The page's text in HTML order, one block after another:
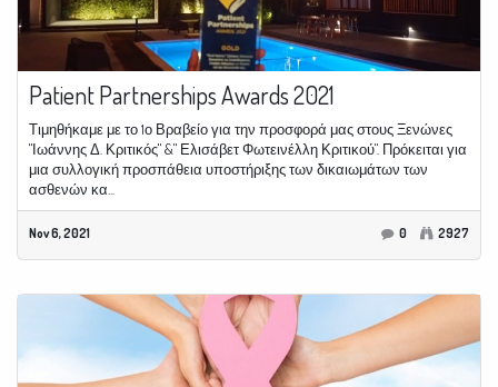
Patient Partnerships Awards 2021
Τιμηθήκαμε με το 1ο Βραβείο για την προσφορά μας στους Ξενώνες
"Ιωάννης Δ. Κριτικός" &" Ελισάβετ Φωτεινέλλη Κριτικού". Πρόκειται για
μια συλλογική προσπάθεια υποστήριξης των δικαιωμάτων των
ασθενών κα...
Nov 6, 2021 0 2927